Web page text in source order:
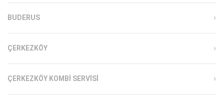
BUDERUS
ÇERKEZKÖY
ÇERKEZKÖY KOMBI SERVISI